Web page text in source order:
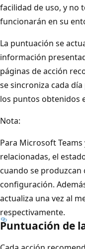
facilidad de uso, y no
funcionarán en su
La puntuación se
información
páginas de acción
se sincroniza cada
los puntos obtenidos
Nota:
Para Microsoft
relacionadas, el
cuando se produzcan
configuración.
actualiza una vez al
respectivamente.
Puntuación de